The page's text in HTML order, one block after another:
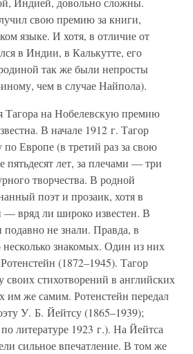
свою премию за книги,
языке. И хотя, в отличие от
в Индии, в Калькутте, его
так же были непросты
иному, чем в случае Найпола).
Тагора на Нобелевскую премию
В начале 1912 г. Тагор
по Европе (в третий раз за свою
лет, за плечами — три
творчества. В родной
поэт и прозаик, хотя в
— вряд ли широко известен. В
подавно не знали. Правда, в
знакомых. Один из них
(1872–1945). Тагор
своих стихотворений в английских
им же самим. Ротенстейн передал
У. Б. Йейтсу (1865–1939);
литературе 1923 г.). На Йейтса
сильное впечатление. В том же